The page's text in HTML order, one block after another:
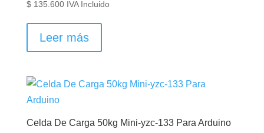
$135.600 IVA Incluido
Leer más
Celda De Carga 50kg Mini-yzc-133 Para Arduino